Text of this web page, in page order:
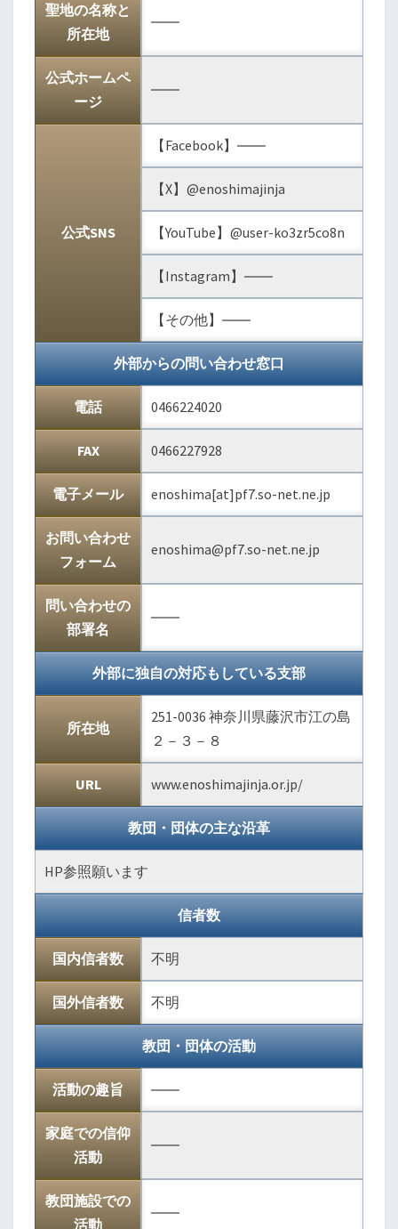
聖地の名称と
所在地
――
公式ホームペ
ージ
――
公式SNS
【Facebook】――
【X】@enoshimajinja
【YouTube】@user-ko3zr5co8n
【Instagram】――
【その他】――
外部からの問い合わせ窓口
電話 0466224020
FAX 0466227928
電子メール enoshima[at]pf7.so-net.ne.jp
お問い合わせ
フォーム
enoshima@pf7.so-net.ne.jp
問い合わせの
部署名
――
外部に独自の対応もしている支部
所在地
251-0036 神奈川県藤沢市江の島
２－３－８
URL www.enoshimajinja.or.jp/
教団・団体の主な沿革
HP参照願います
信者数
国内信者数 不明
国外信者数 不明
教団・団体の活動
活動の趣旨 ――
家庭での信仰
活動
――
教団施設での
活動
――